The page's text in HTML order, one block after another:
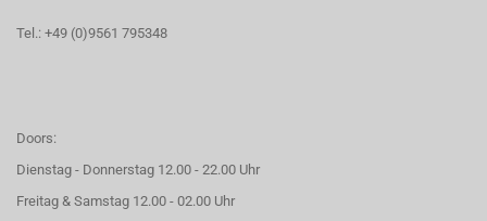
Tel.: +49 (0)9561 795348
Doors:
Dienstag - Donnerstag 12.00 - 22.00 Uhr
Freitag & Samstag 12.00 - 02.00 Uhr